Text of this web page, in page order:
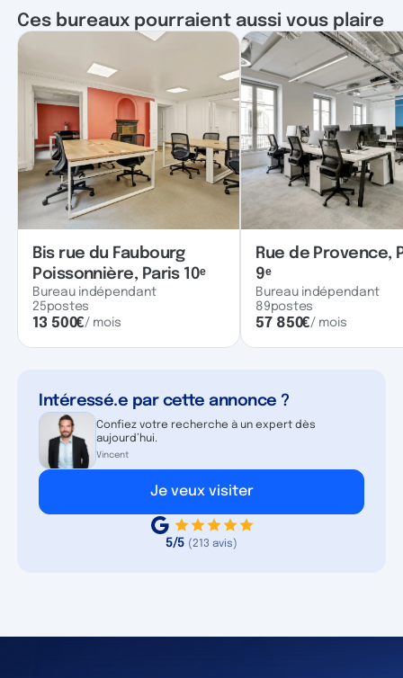
Ces bureaux pourraient aussi vous plaire
Bis rue du Faubourg
Poissonnière, Paris 10ᵉ
Bureau indépendant
25postes
13 500€/ mois
Rue de Provence,
9ᵉ
Bureau indépendant
89postes
57 850€/ mois
Intéressé.e par cette annonce ?
Confiez votre recherche à un expert dès
aujourd’hui.
Vincent
Je veux visiter
5/5 (213 avis)